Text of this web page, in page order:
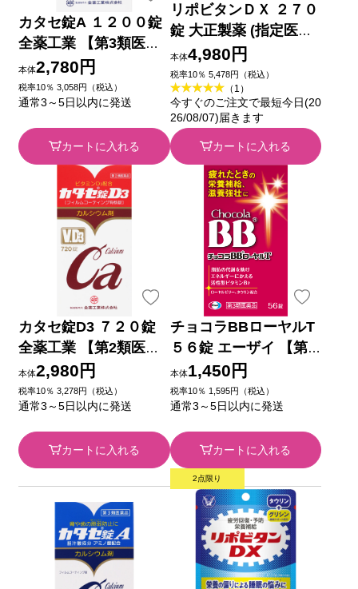
カタセ錠A １２００錠
全薬工業 【第3類医薬
品】
本体2,780円
税率10％ 3,058円（税込）
通常3～5日以内に発送
カートに入れる
リポビタンＤＸ ２７０
錠 大正製薬 (指定医薬
部外品)
本体4,980円
税率10％ 5,478円（税込）
（1）
今すぐのご注文で最短今日(20
26/08/07)届きます
カートに入れる
カタセ錠D3 ７２０錠
全薬工業 【第2類医薬
品】
本体2,980円
税率10％ 3,278円（税込）
通常3～5日以内に発送
カートに入れる
チョコラBBローヤルT
５６錠 エーザイ 【第3
類医薬品】
本体1,450円
税率10％ 1,595円（税込）
通常3～5日以内に発送
カートに入れる
2点限り